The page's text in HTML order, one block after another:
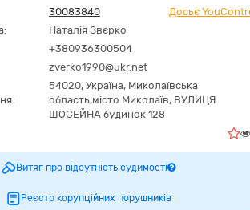
30083840
Досьє
Наталія Звєрко
+380936300504
zverko1990@ukr.net
54020, Україна, Миколаївська
область,місто Миколаїв, ВУЛИЦЯ
ШОСЕЙНА будинок 128
Витяг про відсутність судимості
Реєстр корупційних порушників